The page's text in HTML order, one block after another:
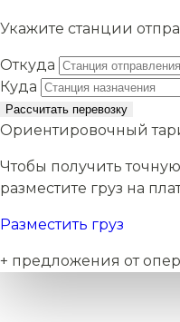
Укажите станции
Откуда
Куда
Рассчитать перевозку
Ориентировочный
Чтобы получить
разместите груз на
Разместить груз
+ предложения от